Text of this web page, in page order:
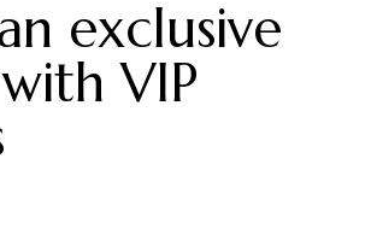
exclusive
VIP